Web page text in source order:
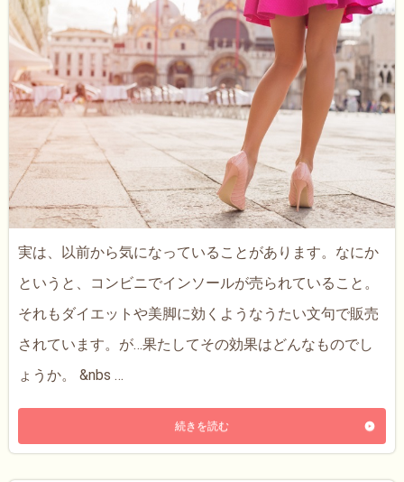
実は、以前から気になっていることがあります。なにか
というと、コンビニでインソールが売られていること。
それもダイエットや美脚に効くようなうたい文句で販売
されています。が…果たしてその効果はどんなものでし
ょうか。 &nbs …
続きを読む